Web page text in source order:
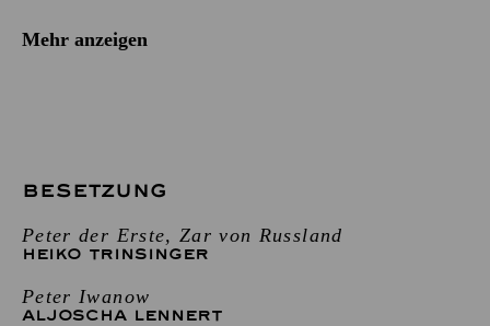
Mehr anzeigen
BESETZUNG
Peter der Erste, Zar von Russland
HEIKO TRINSINGER
Peter Iwanow
ALJOSCHA LENNERT